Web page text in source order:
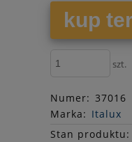
kup
szt.
Numer: 37016
Marka: Italux
Stan produktu: